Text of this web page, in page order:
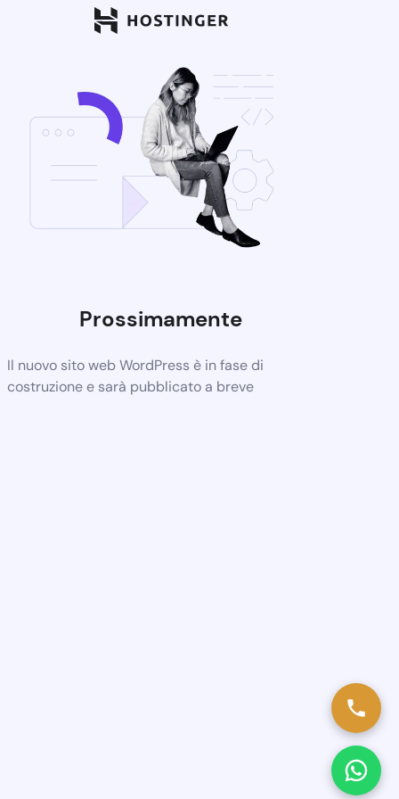
Prossimamente
Il nuovo sito web WordPress è in fase di
costruzione e sarà pubblicato a breve